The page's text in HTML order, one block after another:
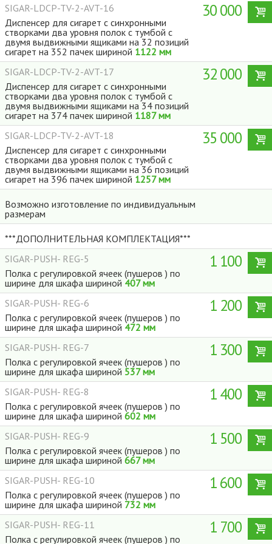
SIGAR-LDCP-TV-2-AVT-16
Диспенсер для сигарет с синхронными
створками два уровня полок с тумбой с
двумя выдвижными ящиками на 32 позиций
сигарет на 352 пачек шириной 1122 мм
30 000
SIGAR-LDCP-TV-2-AVT-17
Диспенсер для сигарет с синхронными
створками два уровня полок с тумбой с
двумя выдвижными ящиками на 34 позиций
сигарет на 374 пачек шириной 1187 мм
32 000
SIGAR-LDCP-TV-2-AVT-18
Диспенсер для сигарет с синхронными
створками два уровня полок с тумбой с
двумя выдвижными ящиками на 36 позиций
сигарет на 396 пачек шириной 1257 мм
35 000
Возможно изготовление по индивидуальным
размерам
***ДОПОЛНИТЕЛЬНАЯ КОМПЛЕКТАЦИЯ***
SIGAR-PUSH- REG-5
Полка с регулировкой ячеек (пушеров ) по
ширине для шкафа шириной 407 мм
1 100
SIGAR-PUSH- REG-6
Полка с регулировкой ячеек (пушеров ) по
ширине для шкафа шириной 472 мм
1 200
SIGAR-PUSH- REG-7
Полка с регулировкой ячеек (пушеров ) по
ширине для шкафа шириной 537 мм
1 300
SIGAR-PUSH- REG-8
Полка с регулировкой ячеек (пушеров ) по
ширине для шкафа шириной 602 мм
1 400
SIGAR-PUSH- REG-9
Полка с регулировкой ячеек (пушеров ) по
ширине для шкафа шириной 667 мм
1 500
SIGAR-PUSH- REG-10
Полка с регулировкой ячеек (пушеров ) по
ширине для шкафа шириной 732 мм
1 600
SIGAR-PUSH- REG-11
Полка с регулировкой ячеек (пушеров ) по
1 700